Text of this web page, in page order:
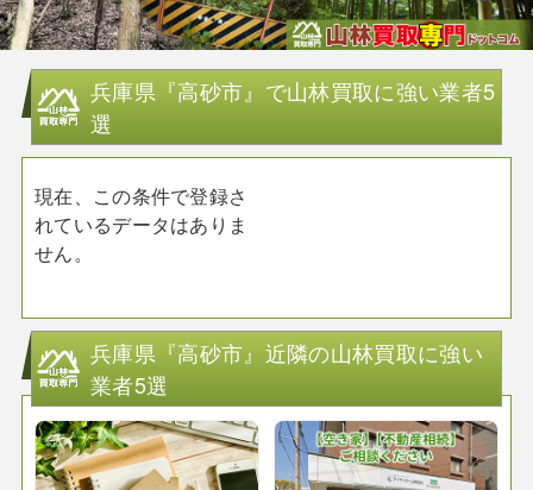
兵庫県『高砂市』で山林買取に強い業者5
選
現在、この条件で登録さ
れているデータはありま
せん。
兵庫県『高砂市』近隣の山林買取に強い
業者5選